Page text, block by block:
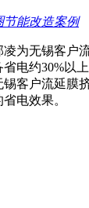
节能改造案例
为无锡客户
电约30%以
锡客户流延膜
电效果。